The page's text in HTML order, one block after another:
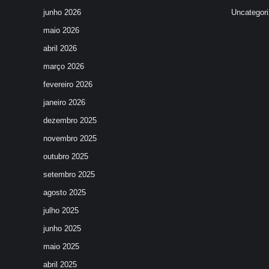
junho 2026
maio 2026
abril 2026
março 2026
fevereiro 2026
janeiro 2026
dezembro 2025
novembro 2025
outubro 2025
setembro 2025
agosto 2025
julho 2025
junho 2025
maio 2025
abril 2025